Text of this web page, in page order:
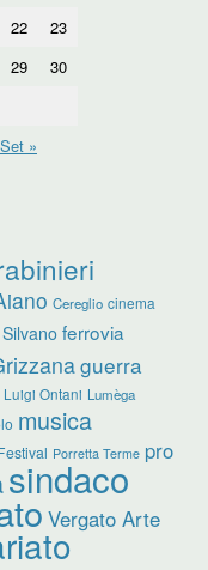
22
23
29
30
Set »
Cereglio cinema
ferrovia
guerra
Luigi Ontani Lumèga
musica
Porretta Terme pro
sindaco
Vergato Arte